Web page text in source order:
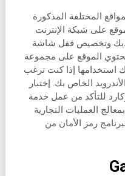
المختلفة المذكورة
على شبكة الإنترنت
وتخصيص قفل شاشة
يحتوي الموقع على مجموعة
خلفية يمكنك استخدامها إذا كنت ترغب
الخاص بك. إختبار
للتأكد من عمل خدمة
العمليات التجارية
رمز الأمان من